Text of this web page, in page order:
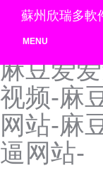
麻豆av
麻豆MV
麻豆爱
视频-麻
网站-麻
逼网站-
蘇州欣瑞多軟
MENU